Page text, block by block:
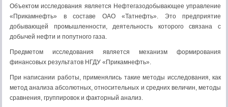
Объектом исследования является Нефтегазодобывающее управление
«Прикамнефть» в составе ОАО «Татнефть». Это предприятие
добывающей промышленности, деятельность которого связана с
добычей нефти и попутного газа.
Предметом исследования является механизм формирования
финансовых результатов НГДУ «Прикамнефть».
При написании работы, применялись такие методы исследования, как
метод анализа абсолютных, относительных и средних величин, методы
сравнения, группировок и факторный анализ.